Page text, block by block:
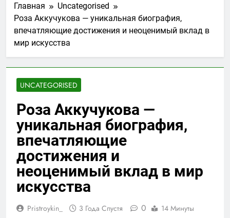
Главная
Uncategorised
Роза Аккучукова — уникальная биография,
впечатляющие достижения и неоценимый вклад в
мир искусства
UNCATEGORISED
Роза Аккучукова —
уникальная биография,
впечатляющие
достижения и
неоценимый вклад в мир
искусства
Pristroykin_ 3 Года Спустя 0 14 Минуты